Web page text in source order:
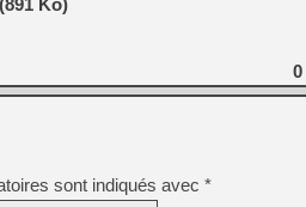
[GK] Endless Legend 2 :
[LS] [PS5] Le WebKit
[GK] Oubliez Crazy Taxi,
[LS] [Switch] NSZ 5.0.0
Ko)
0
sont indiqués avec *